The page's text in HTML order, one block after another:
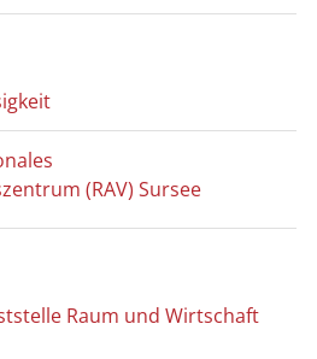
(RAV) Sursee
Raum und Wirtschaft